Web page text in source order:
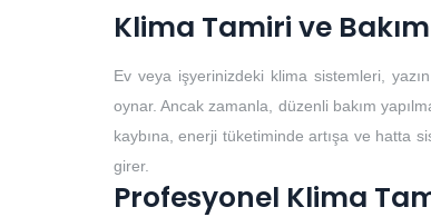
Klima Tamiri ve
Ev veya işyerinizdeki klima sistemleri,
oynar. Ancak zamanla, düzenli bakım
kaybına, enerji tüketiminde artışa ve hatta
girer.
Profesyonel Klima